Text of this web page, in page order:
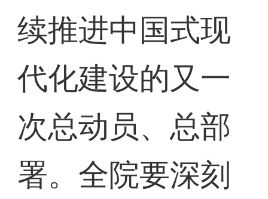
续推进中国式现
代化建设的又一
次总动员、总部
署。全院要深刻